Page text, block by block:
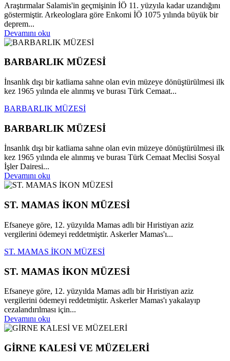
Araştırmalar Salamis'in geçmişinin İÖ 11. yüzyıla kadar uzandığını
göstermiştir. Arkeologlara göre Enkomi İÖ 1075 yılında büyük bir
deprem...
Devamını oku
BARBARLIK MÜZESİ
İnsanlık dışı bir katliama sahne olan evin müzeye dönüştürülmesi ilk
kez 1965 yılında ele alınmış ve burası Türk Cemaat...
BARBARLIK MÜZESİ
BARBARLIK MÜZESİ
İnsanlık dışı bir katliama sahne olan evin müzeye dönüştürülmesi ilk
kez 1965 yılında ele alınmış ve burası Türk Cemaat Meclisi Sosyal
İşler Dairesi...
Devamını oku
ST. MAMAS İKON MÜZESİ
Efsaneye göre, 12. yüzyılda Mamas adlı bir Hıristiyan aziz
vergilerini ödemeyi reddetmiştir. Askerler Mamas'ı...
ST. MAMAS İKON MÜZESİ
ST. MAMAS İKON MÜZESİ
Efsaneye göre, 12. yüzyılda Mamas adlı bir Hıristiyan aziz
vergilerini ödemeyi reddetmiştir. Askerler Mamas'ı yakalayıp
cezalandırılması için...
Devamını oku
GİRNE KALESİ VE MÜZELERİ